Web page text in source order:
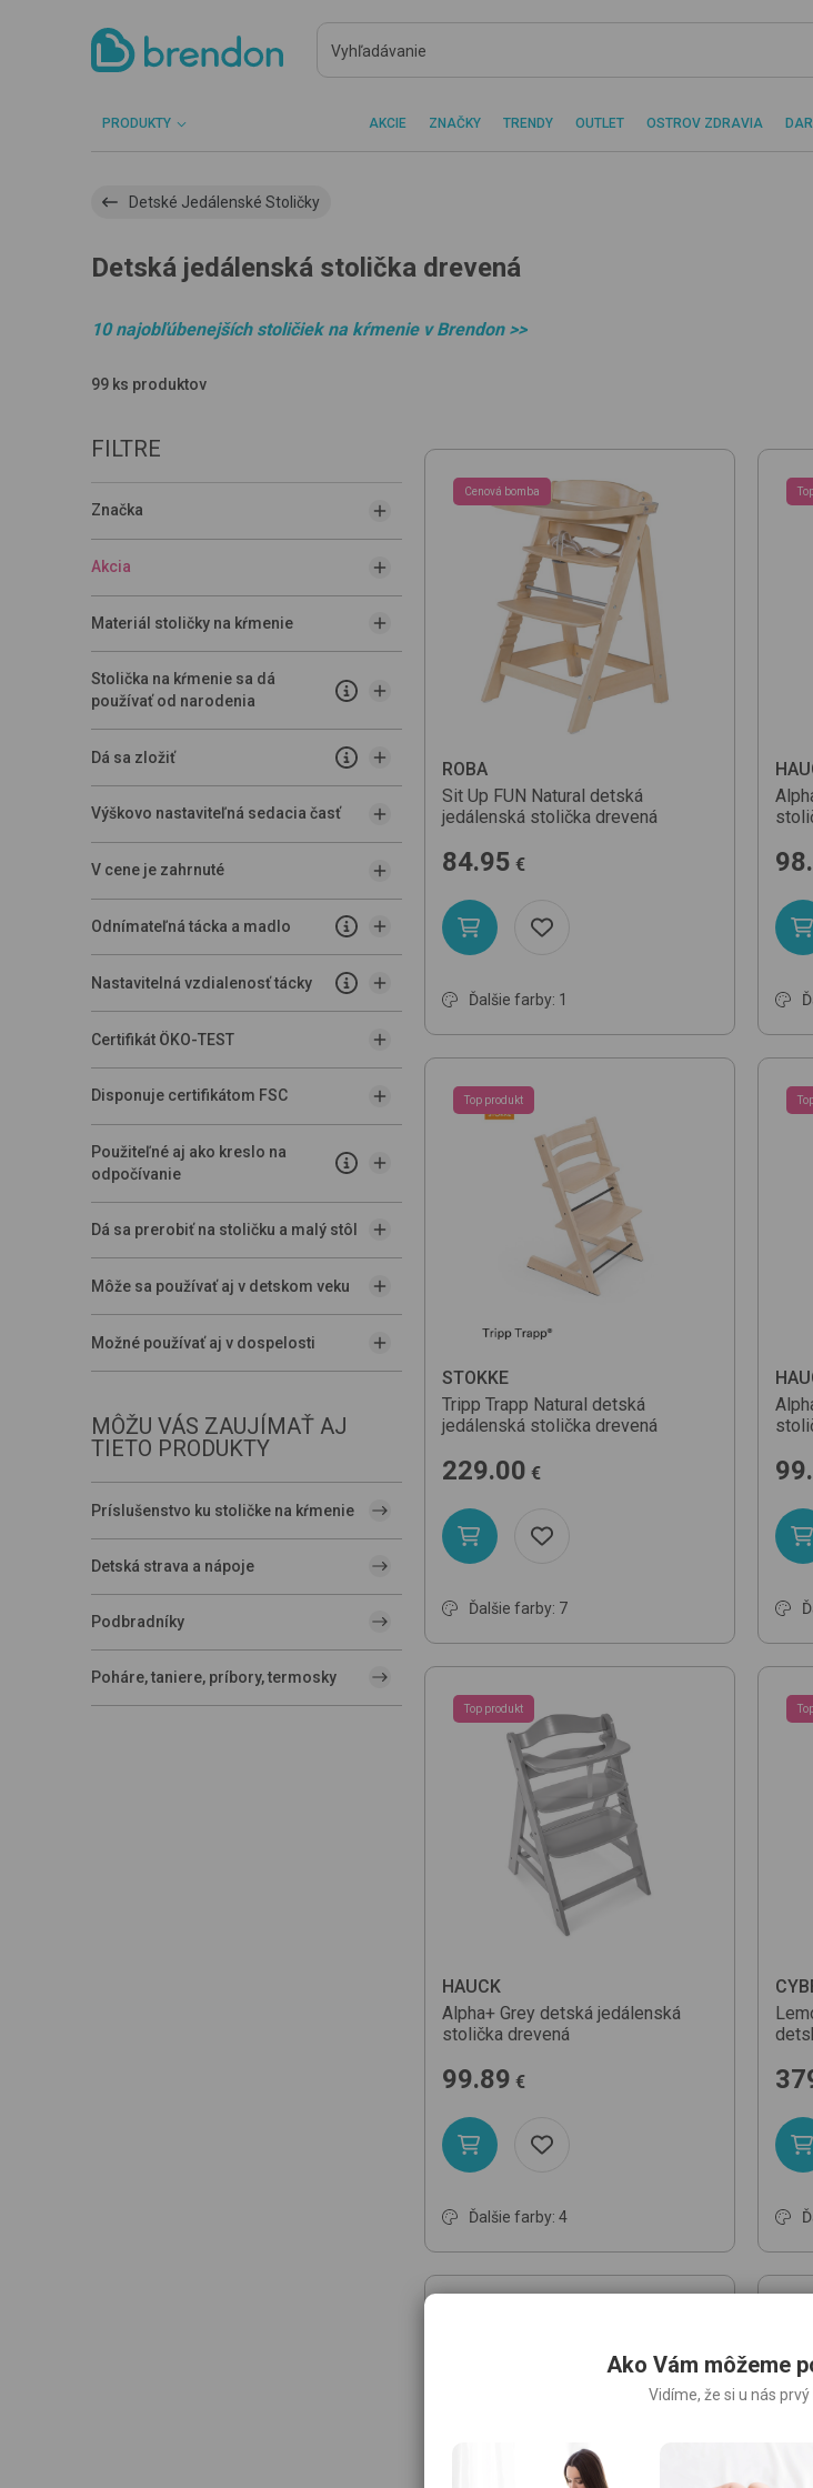
PRODUKTY AKCIE ZNAČKY TRENDY OUTLET OSTROV ZDRAVIA
Detské Jedálenské Stoličky
Detská jedálenská stolička drevená
10 najobľúbenejších stoličiek na kŕmenie v Brendon >>
99 ks produktov
FILTRE
Značka
Akcia
Materiál stoličky na kŕmenie
Stolička na kŕmenie sa dá
používať od narodenia
Dá sa zložiť
Výškovo nastaviteľná sedacia časť
V cene je zahrnuté
Odnímateľná tácka a madlo
Nastavitelná vzdialenosť tácky
Certifikát ÖKO-TEST
Disponuje certifikátom FSC
Použiteľné aj ako kreslo na
odpočívanie
Dá sa prerobiť na stoličku a malý stôl
Môže sa používať aj v detskom veku
Možné používať aj v dospelosti
MÔŽU VÁS ZAUJÍMAŤ AJ
TIETO PRODUKTY
Príslušenstvo ku stoličke na kŕmenie
Detská strava a nápoje
Podbradníky
Poháre, taniere, príbory, termosky
Cenová bomba
ROBA
Sit Up FUN Natural detská
jedálenská stolička drevená
84.95 €
Ďalšie farby: 1
Top produkt
STOKKE
Tripp Trapp Natural detská
jedálenská stolička drevená
229.00 €
Ďalšie farby: 7
Top produkt
HAUCK
Alpha+ Grey detská jedálenská
stolička drevená
99.89 €
Ďalšie farby: 4
Ako Vám môžeme
Vidíme, že si u nás prvý